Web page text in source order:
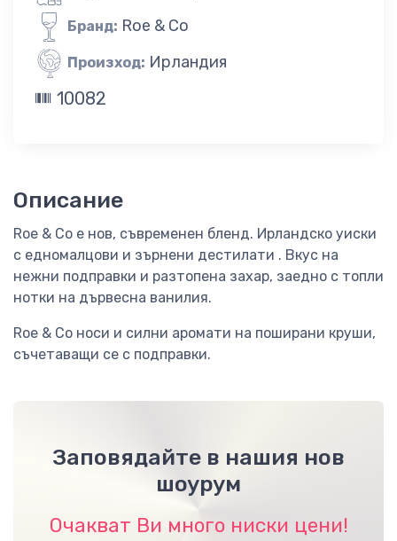
Бранд: Roe & Co
Произход: Ирландия
10082
Описание
Roe & Co е нов, съвременен бленд. Ирландско уиски
с едномалцови и зърнени дестилати . Вкус на
нежни подправки и разтопена захар, заедно с топли
нотки на дървесна ванилия.
Roe & Co носи и силни аромати на поширани круши,
съчетаващи се с подправки.
Заповядайте в нашия нов
шоурум
Очакват Ви много ниски цени!